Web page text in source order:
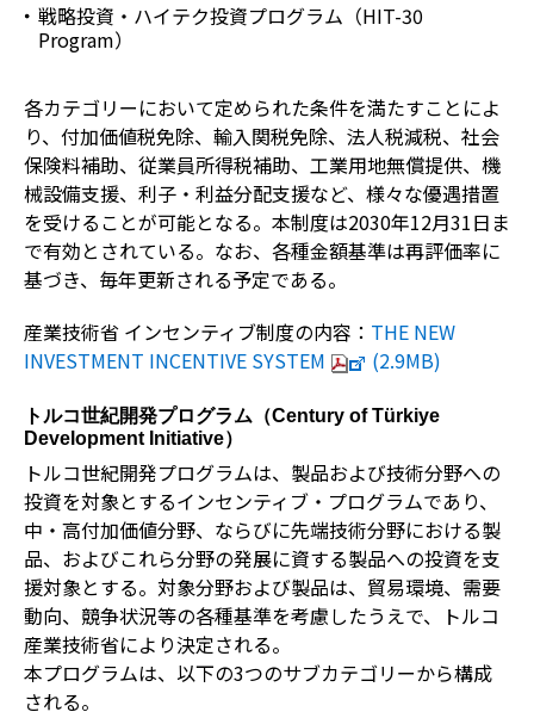
戦略投資・ハイテク投資プログラム（HIT-30
Program）
各カテゴリーにおいて定められた条件を満たすことによ
り、付加価値税免除、輸入関税免除、法人税減税、社会
保険料補助、従業員所得税補助、工業用地無償提供、機
械設備支援、利子・利益分配支援など、様々な優遇措置
を受けることが可能となる。本制度は2030年12月31日ま
で有効とされている。なお、各種金額基準は再評価率に
基づき、毎年更新される予定である。
産業技術省 インセンティブ制度の内容： THE NEW
INVESTMENT INCENTIVE SYSTEM
(2.9MB)
トルコ世紀開発プログラム（Century of Türkiye
Development Initiative）
トルコ世紀開発プログラムは、製品および技術分野への
投資を対象とするインセンティブ・プログラムであり、
中・高付加価値分野、ならびに先端技術分野における製
品、およびこれら分野の発展に資する製品への投資を支
援対象とする。対象分野および製品は、貿易環境、需要
動向、競争状況等の各種基準を考慮したうえで、トルコ
産業技術省により決定される。
本プログラムは、以下の3つのサブカテゴリーから構成
される。